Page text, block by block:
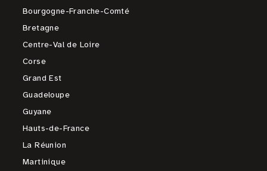
Bourgogne-Franche-Comté
Bretagne
Centre-Val de Loire
Corse
Grand Est
Guadeloupe
Guyane
Hauts-de-France
La Réunion
Martinique